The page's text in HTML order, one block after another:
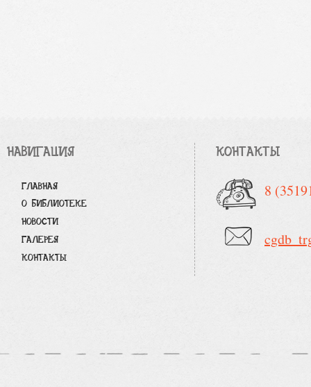
НАВИГАЦИЯ
ГЛАВНАЯ
О БИБЛИОТЕКЕ
НОВОСТИ
ГАЛЕРЕЯ
КОНТАКТЫ
КОНТАКТЫ
8